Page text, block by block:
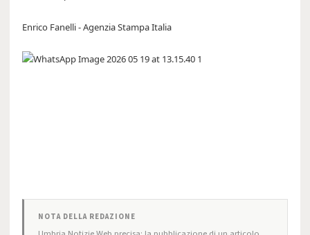
Enrico Fanelli - Agenzia Stampa Italia
NOTA DELLA REDAZIONE